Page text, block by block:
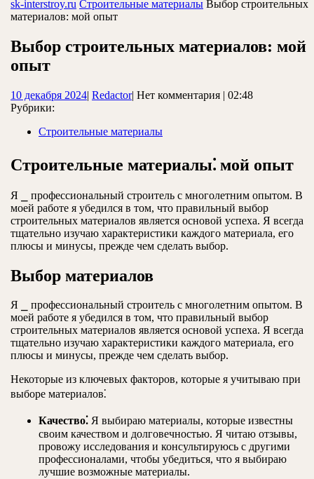
sk-interstroy.ru Строительные материалы Выбор строительных
материалов: мой опыт
Выбор строительных материалов: мой
опыт
10 декабря 202410
| RedactorRedactor
| Нет комментария | 02:48
Рубрики:
Строительные материалы
Строительные материалы⁚ мой опыт
Я ⎯ профессиональный строитель с многолетним опытом. В
моей работе я убедился в том, что правильный выбор
строительных материалов является основой успеха. Я всегда
тщательно изучаю характеристики каждого материала, его
плюсы и минусы, прежде чем сделать выбор.
Выбор материалов
Я ⎯ профессиональный строитель с многолетним опытом. В
моей работе я убедился в том, что правильный выбор
строительных материалов является основой успеха. Я всегда
тщательно изучаю характеристики каждого материала, его
плюсы и минусы, прежде чем сделать выбор.
Некоторые из ключевых факторов, которые я учитываю при
выборе материалов⁚
Качество⁚ Я выбираю материалы, которые известны
своим качеством и долговечностью. Я читаю отзывы,
провожу исследования и консультируюсь с другими
профессионалами, чтобы убедиться, что я выбираю
лучшие возможные материалы.